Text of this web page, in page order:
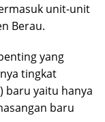
unit-unit
Berau.
yang
tingkat
baru yaitu hanya
baru